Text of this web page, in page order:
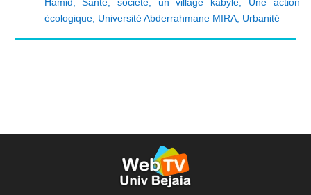
écologique, Université Abderrahmane MIRA, Urbanité